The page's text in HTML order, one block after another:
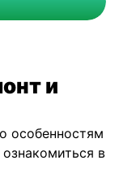
особенностям
в